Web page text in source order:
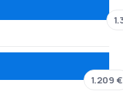
1.209 €